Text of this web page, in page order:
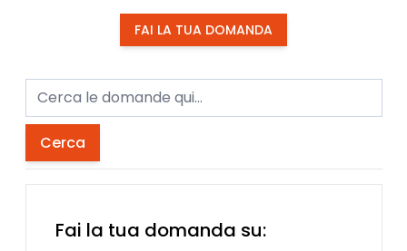
FAI LA TUA DOMANDA
Cerca
Fai la tua domanda su: